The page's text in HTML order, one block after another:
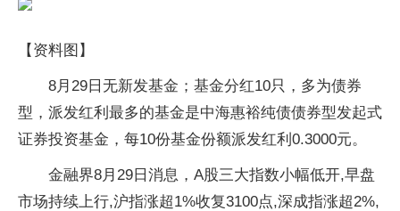
【资料图】
8月29日无新发基金；基金分红10只，多为债券
型，派发红利最多的基金是中海惠裕纯债债券型发起式
证券投资基金，每10份基金份额派发红利0.3000元。
金融界8月29日消息，A股三大指数小幅低开,早盘
市场持续上行,沪指涨超1%收复3100点,深成指涨超2%,